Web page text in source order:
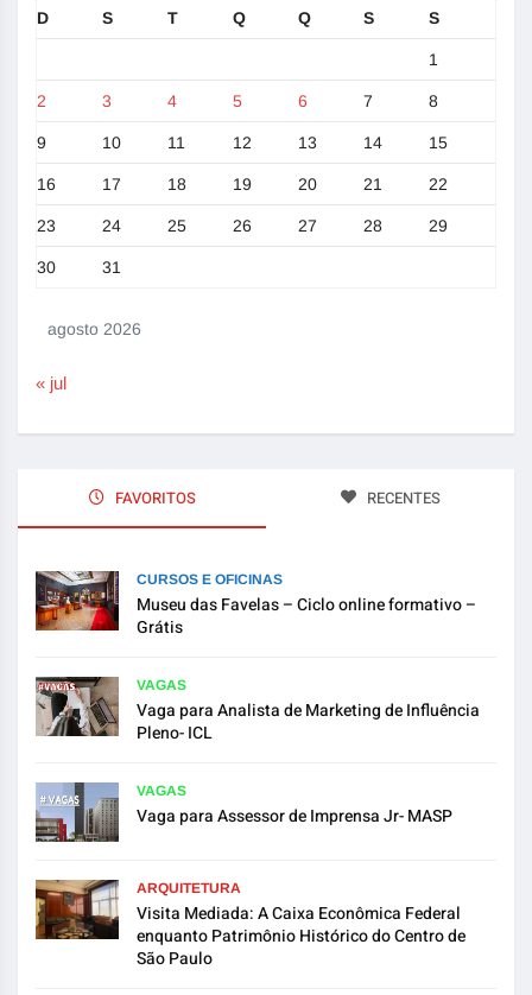
agosto 2026
D S T Q Q S S
1
2 3 4 5 6 7 8
9 10 11 12 13 14 15
16 17 18 19 20 21 22
23 24 25 26 27 28 29
30 31
« jul
FAVORITOS RECENTES
CURSOS E OFICINAS
Museu das Favelas – Ciclo online formativo –
Grátis
VAGAS
Vaga para Analista de Marketing de Influência
Pleno- ICL
VAGAS
Vaga para Assessor de Imprensa Jr- MASP
ARQUITETURA
Visita Mediada: A Caixa Econômica Federal
enquanto Patrimônio Histórico do Centro de
São Paulo